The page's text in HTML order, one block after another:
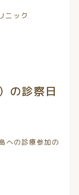
ニック
の診察日
への診療参加の